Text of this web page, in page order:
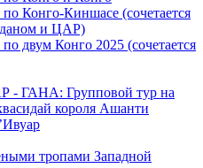
Конго-Киншасе (сочетается
и ЦАР)
двум Конго 2025 (сочетается
- ГАНА: Групповой тур на
короля Ашанти
тропами Западной